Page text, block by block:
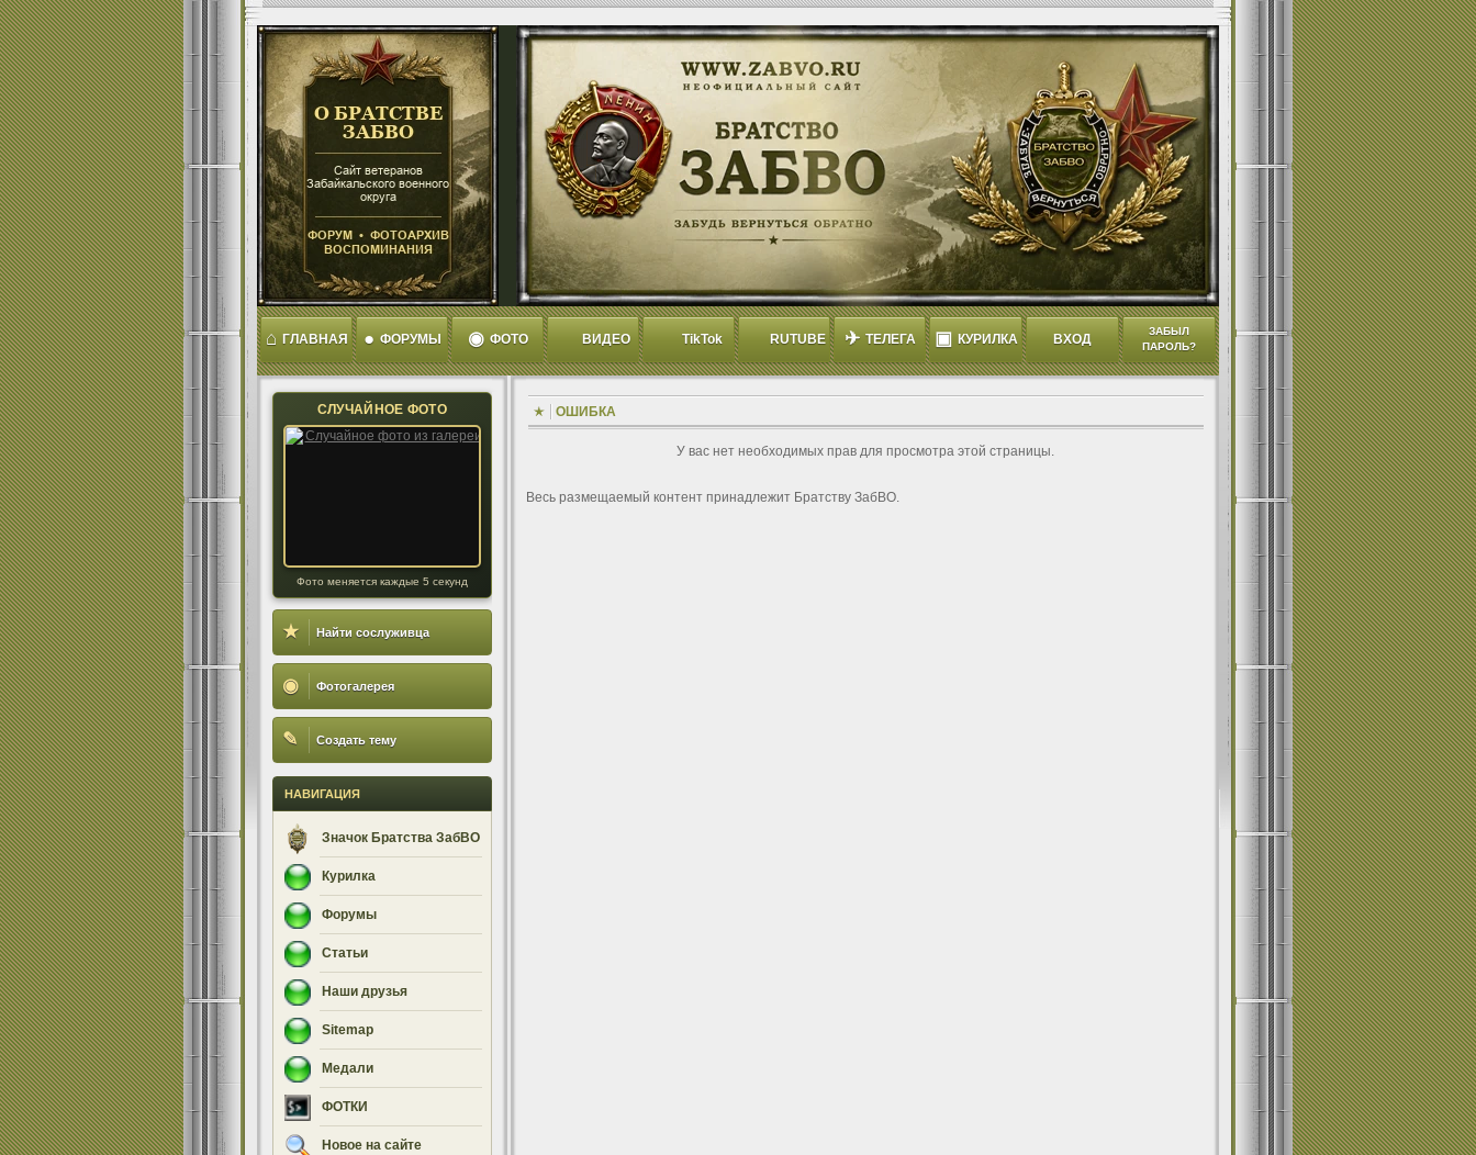
⌂ ГЛАВНАЯ ● ФОРУМЫ ◉ ФОТО ВИДЕО TikTok RUTUBE ✈ ТЕЛЕГА ▣ КУРИЛКА ВХОД
ЗАБЫЛ
ПАРОЛЬ?
СЛУЧАЙНОЕ ФОТО
Фото меняется каждые 5 секунд
★ Найти сослуживца
◉ Фотогалерея
✎ Создать тему
НАВИГАЦИЯ
Значок Братства ЗабВО
Курилка
Форумы
Статьи
Наши друзья
Sitemap
Медали
ФОТКИ
Новое на сайте
ОШИБКА
У вас нет необходимых прав для просмотра этой страницы.
Весь размещаемый контент принадлежит Братству ЗабВО.